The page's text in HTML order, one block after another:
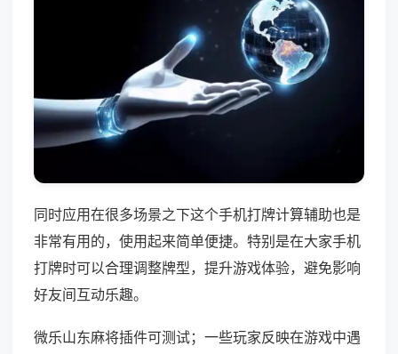
同时应用在很多场景之下这个手机打牌计算辅助也是
非常有用的，使用起来简单便捷。特别是在大家手机
打牌时可以合理调整牌型，提升游戏体验，避免影响
好友间互动乐趣。
微乐山东麻将插件可测试；一些玩家反映在游戏中遇